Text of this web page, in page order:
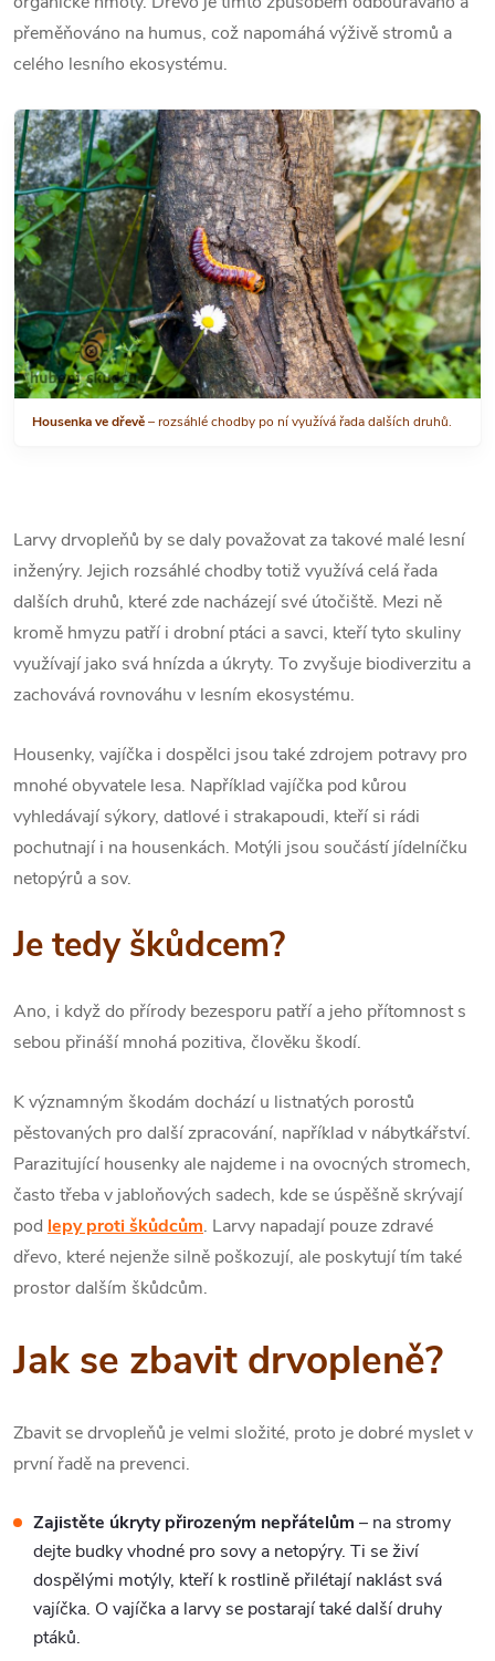
přeměňováno na humus, což napomáhá výživě stromů a
celého lesního ekosystému.
Housenka ve dřevě– rozsáhlé chodby po ní využívá řada dalších druhů.
Larvy drvopleňů by se daly považovat za takové malé lesní
inženýry. Jejich rozsáhlé chodby totiž využívá celá řada
dalších druhů, které zde nacházejí své útočiště. Mezi ně
kromě hmyzu patří i drobní ptáci a savci, kteří tyto skuliny
využívají jako svá hnízda a úkryty. To zvyšuje biodiverzitu a
zachovává rovnováhu v lesním ekosystému.
Housenky, vajíčka i dospělci jsou také zdrojem potravy pro
mnohé obyvatele lesa. Například vajíčka pod kůrou
vyhledávají sýkory, datlové i strakapoudi, kteří si rádi
pochutnají i na housenkách. Motýli jsou součástí jídelníčku
netopýrů a sov.
Je tedy škůdcem?
Ano, i když do přírody bezesporu patří a jeho přítomnost s
sebou přináší mnohá pozitiva, člověku škodí.
K významným škodám dochází u listnatých porostů
pěstovaných pro další zpracování, například v nábytkářství.
Parazitující housenky ale najdeme i na ovocných stromech,
často třeba v jabloňových sadech, kde se úspěšně skrývají
pod lepy proti škůdcům. Larvy napadají pouze zdravé
dřevo, které nejenže silně poškozují, ale poskytují tím také
prostor dalším škůdcům.
Jak se zbavit drvopleně?
Zbavit se drvopleňů je velmi složité, proto je dobré myslet v
první řadě na prevenci.
Zajistěte úkryty přirozeným nepřátelům – na stromy
dejte budky vhodné pro sovy a netopýry. Ti se živí
dospělými motýly, kteří k rostlině přilétají naklást svá
vajíčka. O vajíčka a larvy se postarají také další druhy
ptáků.